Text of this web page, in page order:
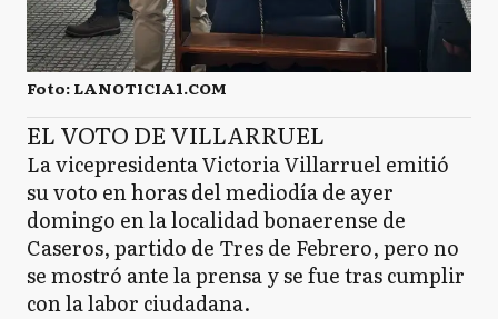
Foto: LANOTICIA1.COM
EL VOTO DE VILLARRUEL
La vicepresidenta Victoria Villarruel emitió
su voto en horas del mediodía de ayer
domingo en la localidad bonaerense de
Caseros, partido de Tres de Febrero, pero no
se mostró ante la prensa y se fue tras cumplir
con la labor ciudadana.